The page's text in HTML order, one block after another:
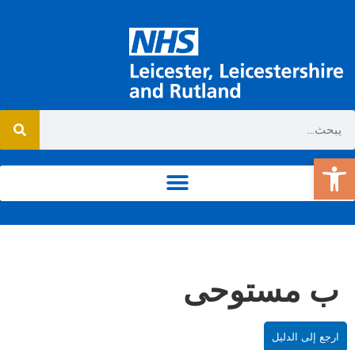
افتح شريط الأدوات
ب مستوحى
ارجع إلى الدليل